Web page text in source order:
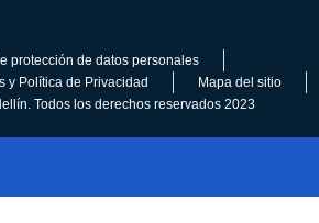
protección de datos personales
y Política de Privacidad
Mapa del sitio
Todos los derechos reservados 2023